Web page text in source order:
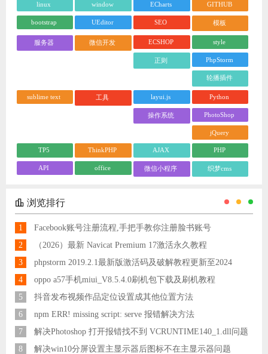
linux window ECharts GITHUB
bootstrap UEditor SEO 模板
服务器 微信开发 ECSHOP style
正则 PhpStorm
轮播插件
sublime text 工具 layui.js Python
操作系统 PhotoShop
jQuery
TP5 ThinkPHP AJAX PHP
API office 微信小程序 织梦cms
浏览排行
1
Facebook账号注册流程,手把手教你注册脸书账号
2
（2026）最新 Navicat Premium 17激活永久教程
3
phpstorm 2019.2.1最新版激活码及破解教程更新至2024
4
oppo a57手机miui_V8.5.4.0刷机包下载及刷机教程
5
抖音发布视频作品定位设置成其他位置方法
6
npm ERR! missing script: serve 报错解决方法
7
解决Photoshop 打开报错找不到 VCRUNTIME140_1.dll问题
8
解决win10分屏设置主显示器后图标不在主显示器问题